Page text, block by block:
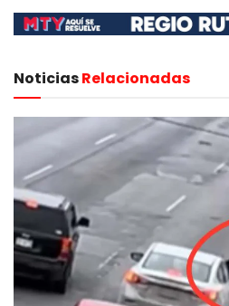
NoticiasRelacionadas